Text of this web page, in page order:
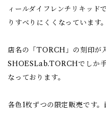
ィールダイフレンチリキッド
りすべりにくくなっています。
店名の「TORCH」の刻印が
SHOESLab.TORCHでしか手
なっております。
各色1枚ずつの限定販売です